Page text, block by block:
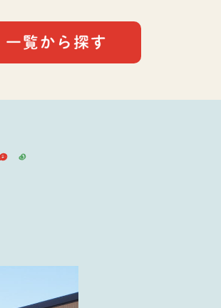
い」に「安全・